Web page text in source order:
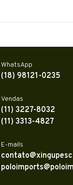
WhatsApp
(18) 98121-0235
Vendas
(11) 3227-8032
(11) 3313-4827
E-mails